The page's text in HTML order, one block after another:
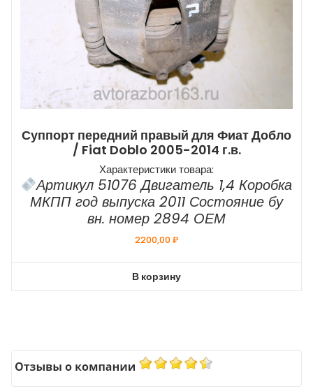
Суппорт передний правый для Фиат Добло
/ Fiat Doblo 2005-2014 г.в.
Характеристики товара:
Артикул 51076 Двигатель 1,4 Коробка
МКПП год выпуска 2011 Состояние бу
вн. номер 2894 ОЕМ
2200,00₽
В корзину